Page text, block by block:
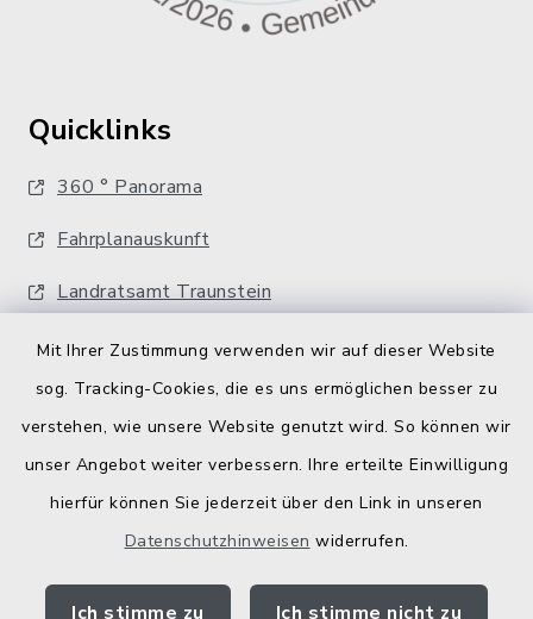
Mit Ihrer Zustimmung verwenden wir auf dieser Website
sog. Tracking-Cookies, die es uns ermöglichen besser zu
verstehen, wie unsere Website genutzt wird. So können wir
unser Angebot weiter verbessern. Ihre erteilte Einwilligung
hierfür können Sie jederzeit über den Link in unseren
Datenschutzhinweisen widerrufen.
Ich stimme zu Ich stimme nicht zu
Quicklinks
360 ° Panorama
Fahrplanauskunft
Landratsamt Traunstein
Kostenlose Energieberatung
Bodenrichtwerte